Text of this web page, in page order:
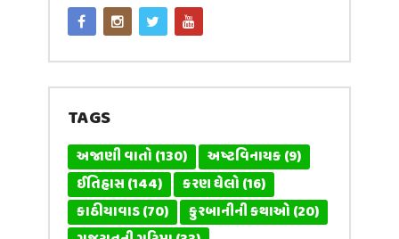
TAGS
અજાણી વાતો(130) અષ્ટવિનાયક(9)
ઈતિહાસ(144) કરણ ઘેલો(16)
કાઠીયાવાડ(70) કુરબાનીની કથાઓ(20)